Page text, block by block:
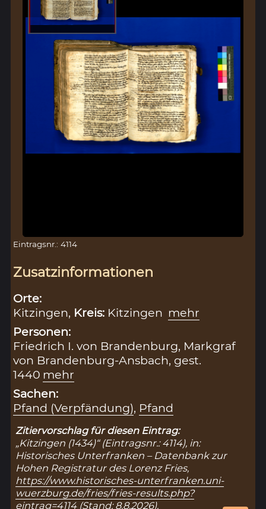
Eintragsnr.: 4114
Zusatzinformationen
Orte:
Kitzingen, Kreis: Kitzingen mehr
Personen:
Friedrich I. von Brandenburg, Markgraf
von Brandenburg-Ansbach, gest.
1440 mehr
Sachen:
Pfand (Verpfändung), Pfand
Zitiervorschlag für diesen Eintrag:
„Kitzingen (1434)“ (Eintragsnr.: 4114), in:
Historisches Unterfranken – Datenbank zur
Hohen Registratur des Lorenz Fries,
https://www.historisches-unterfranken.uni-
wuerzburg.de/fries/fries-results.php?
eintrag=4114(Stand: 8.8.2026).